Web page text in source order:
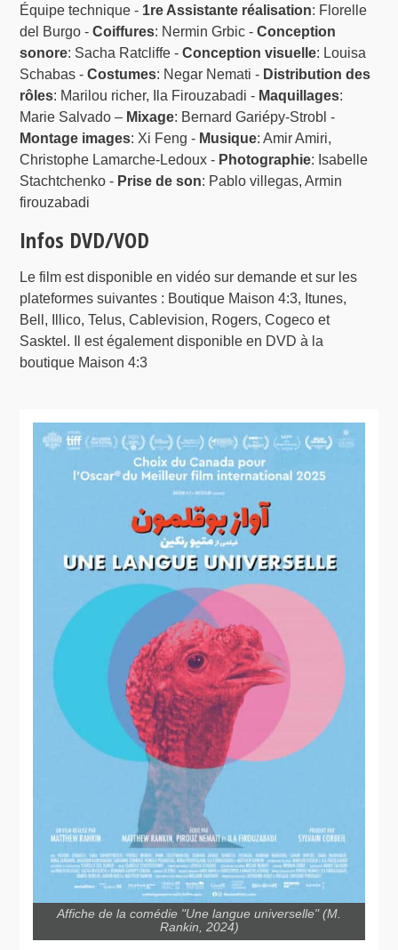
Équipe technique - 1re Assistante réalisation: Florelle
del Burgo -Coiffures: Nermin Grbic -Conception
sonore: Sacha Ratcliffe -Conception visuelle: Louisa
Schabas -Costumes: Negar Nemati - Distribution des
rôles: Marilou richer, Ila Firouzabadi - Maquillages:
Marie Salvado – Mixage: Bernard Gariépy-Strobl -
Montage images: Xi Feng - Musique: Amir Amiri,
Christophe Lamarche-Ledoux - Photographie: Isabelle
Stachtchenko - Prise de son: Pablo villegas, Armin
firouzabadi
Infos DVD/VOD
Le film est disponible en vidéo sur demande et sur les
plateformes suivantes : Boutique Maison 4:3, Itunes,
Bell, Illico, Telus, Cablevision, Rogers, Cogeco et
Sasktel. Il est également disponible en DVD à la
boutique Maison 4:3
Affiche de la comédie "Une langue universelle" (M.
Rankin, 2024)